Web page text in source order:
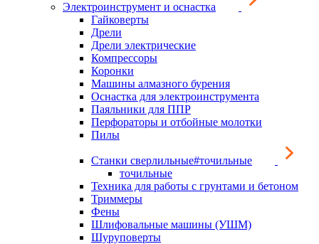
Электроинструмент и оснастка
Гайковерты
Дрели
Дрели электрические
Компрессоры
Коронки
Машины алмазного бурения
Оснастка для электроинструмента
Паяльники для ППР
Перфораторы и отбойные молотки
Пилы
Станки сверлильные#точильные
точильные
Техника для работы с грунтами и бетоном
Триммеры
Фены
Шлифовальные машины (УШМ)
Шуруповерты